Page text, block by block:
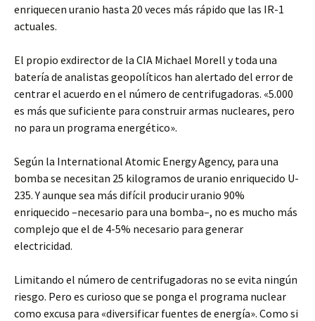
enriquecen uranio hasta 20 veces más rápido que las IR-1
actuales.
El propio exdirector de la CIA Michael Morell y toda una
batería de analistas geopolíticos han alertado del error de
centrar el acuerdo en el número de centrifugadoras. «5.000
es más que suficiente para construir armas nucleares, pero
no para un programa energético».
Según la International Atomic Energy Agency, para una
bomba se necesitan 25 kilogramos de uranio enriquecido U-
235. Y aunque sea más difícil producir uranio 90%
enriquecido –necesario para una bomba–, no es mucho más
complejo que el de 4-5% necesario para generar
electricidad.
Limitando el número de centrifugadoras no se evita ningún
riesgo. Pero es curioso que se ponga el programa nuclear
como excusa para «diversificar fuentes de energía». Como si